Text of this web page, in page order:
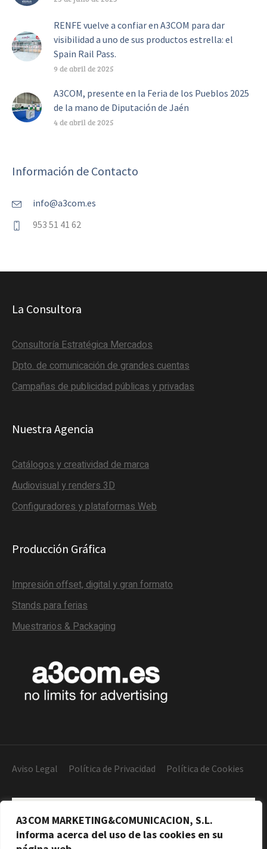
A3COM MARKETING&COMUNICACION, S.L.
informa acerca del uso de las cookies en su
RENFE vuelve a confiar en A3COM para dar
visibilidad a uno de sus productos estrella: el
Spain Rail Pass.
9 de abril de 2025
A3COM, presente en la Feria de los Pueblos 2025
de la mano de Diputación de Jaén
4 de abril de 2025
Información de Contacto
info@a3com.es
953 51 41 62
La Consultora
Consultoría Estratégica Mercados
Dpto. de comunicación de grandes cuentas
Campañas de publicidad públicas y privadas
Nuestra Agencia
Catálogos y creatividad de marca
Audiovisual y renders 3D
Configuradores y plataformas Web
Producción Gráfica
Impresión offset, digital y gran formato
Stands para ferias
Muestrarios & Packaging
Aviso Legal Política de Privacidad Política de Cookies